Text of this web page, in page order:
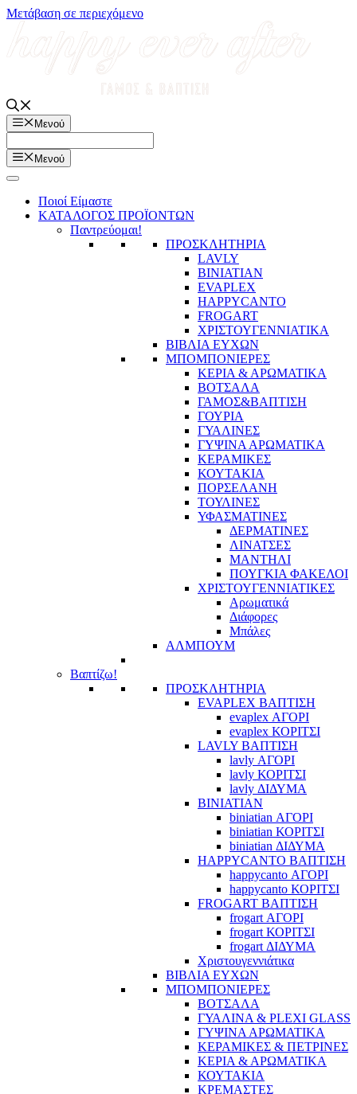
Μετάβαση σε περιεχόμενο
Μενού
Μενού
Ποιοί Είμαστε
ΚΑΤΑΛΟΓΟΣ ΠΡΟΪΟΝΤΩΝ
Παντρεύομαι!
ΠΡΟΣΚΛΗΤΗΡΙΑ
LAVLY
BINIATIAN
EVAPLEX
HAPPYCANTO
FROGART
ΧΡΙΣΤΟΥΓΕΝΝΙΑΤΙΚΑ
ΒΙΒΛΙΑ ΕΥΧΩΝ
ΜΠΟΜΠΟΝΙΕΡΕΣ
ΚΕΡΙΑ & ΑΡΩΜΑΤΙΚΑ
ΒΟΤΣΑΛΑ
ΓΑΜΟΣ&ΒΑΠΤΙΣΗ
ΓΟΥΡΙΑ
ΓΥΑΛΙΝΕΣ
ΓΥΨΙΝΑ ΑΡΩΜΑΤΙΚΑ
ΚΕΡΑΜΙΚΕΣ
ΚΟΥΤΑΚΙΑ
ΠΟΡΣΕΛΑΝΗ
ΤΟΥΛΙΝΕΣ
ΥΦΑΣΜΑΤΙΝΕΣ
ΔΕΡΜΑΤΙΝΕΣ
ΛΙΝΑΤΣΕΣ
ΜΑΝΤΗΛΙ
ΠΟΥΓΚΙΑ ΦΑΚΕΛΟΙ
ΧΡΙΣΤΟΥΓΕΝΝΙΑΤΙΚΕΣ
Αρωματικά
Διάφορες
Μπάλες
ΑΛΜΠΟΥΜ
Βαπτίζω!
ΠΡΟΣΚΛΗΤΗΡΙΑ
EVAPLEX ΒΑΠΤΙΣΗ
evaplex ΑΓΟΡΙ
evaplex ΚΟΡΙΤΣΙ
LAVLY ΒΑΠΤΙΣΗ
lavly ΑΓΟΡΙ
lavly ΚΟΡΙΤΣΙ
lavly ΔΙΔΥΜΑ
BINIATIAN
biniatian ΑΓΟΡΙ
biniatian ΚΟΡΙΤΣΙ
biniatian ΔΙΔΥΜΑ
HAPPYCANTO ΒΑΠΤΙΣΗ
happycanto ΑΓΟΡΙ
happycanto ΚΟΡΙΤΣΙ
FROGART ΒΑΠΤΙΣΗ
frogart ΑΓΟΡΙ
frogart ΚΟΡΙΤΣΙ
frogart ΔΙΔΥΜΑ
Χριστουγεννιάτικα
ΒΙΒΛΙΑ ΕΥΧΩΝ
ΜΠΟΜΠΟΝΙΕΡΕΣ
ΒΟΤΣΑΛΑ
ΓΥΑΛΙΝΑ & PLEXI GLASS
ΓΥΨΙΝΑ ΑΡΩΜΑΤΙΚΑ
ΚΕΡΑΜΙΚΕΣ & ΠΕΤΡΙΝΕΣ
ΚΕΡΙΑ & ΑΡΩΜΑΤΙΚΑ
ΚΟΥΤΑΚΙΑ
ΚΡΕΜΑΣΤΕΣ